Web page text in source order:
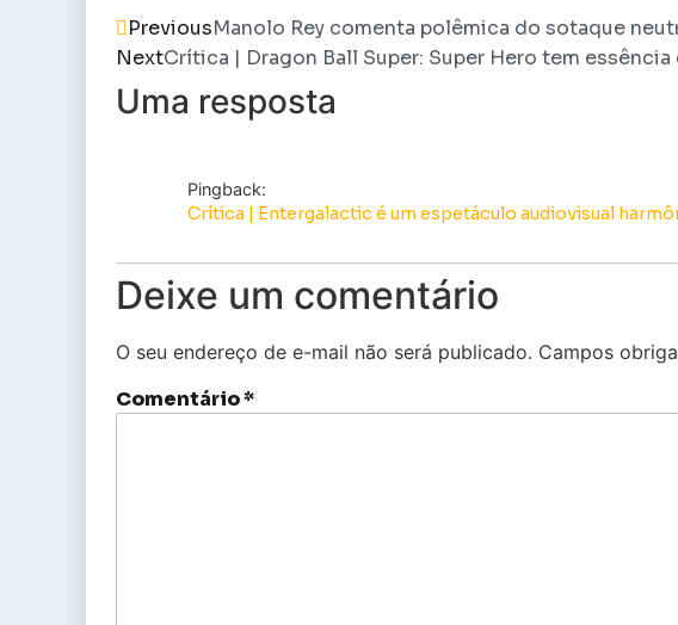
PreviousManolo Rey comenta polêmica do sotaque
NextCrítica | Dragon Ball Super: Super Hero tem essência
Uma resposta
Pingback:
Crítica | Entergalactic é um espetáculo audiovisual
Deixe um comentário
O seu endereço de e-mail não será publicado. Campos
Comentário*